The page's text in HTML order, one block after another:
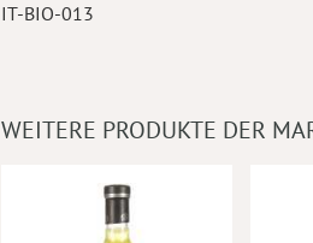
IT-BIO-013
WEITERE PRODUKTE DER